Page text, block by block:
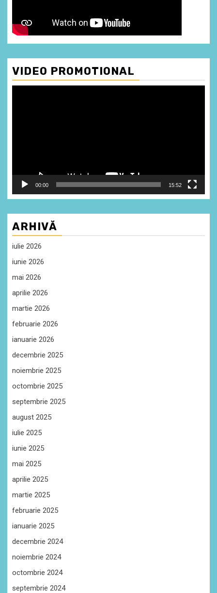
VIDEO PROMOTIONAL
00:00 15:52
ARHIVĂ
iulie 2026
iunie 2026
mai 2026
aprilie 2026
martie 2026
februarie 2026
ianuarie 2026
decembrie 2025
noiembrie 2025
octombrie 2025
septembrie 2025
august 2025
iulie 2025
iunie 2025
mai 2025
aprilie 2025
martie 2025
februarie 2025
ianuarie 2025
decembrie 2024
noiembrie 2024
octombrie 2024
septembrie 2024